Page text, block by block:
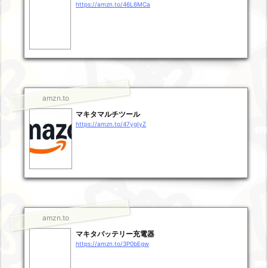
https://amzn.to/46L6MCa
amzn.to
マキタマルチツール
https://amzn.to/47ygIyZ
amzn.to
マキタバッテリー充電器
https://amzn.to/3P0bEgw